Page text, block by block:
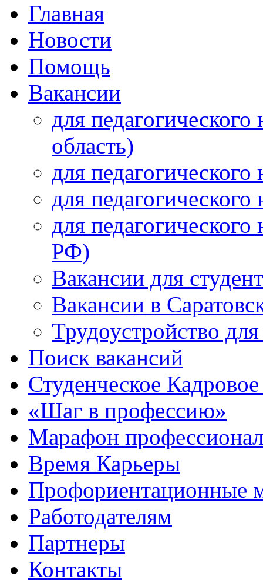
Главная
Новости
Помощь
Вакансии
для
область)
для
для
для
РФ)
Вакансии для
Вакансии в
Трудоустройство
Поиск вакансий
Студенческое Кадровое
«Шаг в профессию»
Марафон
Время Карьеры
Профориентационные
Работодателям
Партнеры
Контакты